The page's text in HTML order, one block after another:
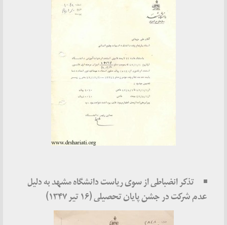
تذکر انضباطی از سوی ریاست دانشگاه مشهد به دلیل
عدم شرکت در جشن پایان تحصیلی (۱۶ تیر ۱۳۴۷)